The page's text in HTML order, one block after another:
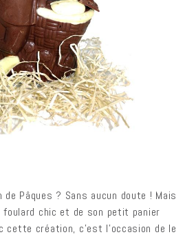
de Pâques ? Sans aucun doute ! Mais
foulard chic et de son petit panier
cette création, c’est l’occasion de le